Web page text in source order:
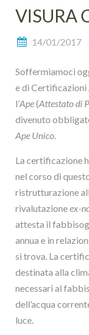
VISURA
14/01/2017
Soffermiamoci
e di
l’Ape(Attestato di
divenuto
Ape Unico.
La certificazione
nel corso di
ristrutturazione
rivalutazioneex-
attesta il
annua e in
si trova. La
destinata alla
necessari al
dell’acqua
luce.